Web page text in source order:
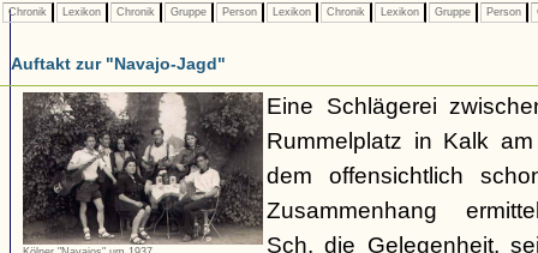
Chronik Lexikon Chronik Gruppe Person Lexikon Chronik Lexikon Gruppe Person
Auftakt zur "Navajo-Jagd"
Eine Schlägerei
Rummelplatz in Kalk
dem offensichtlich
Zusammenhang
Sch. die Gelegenheit,